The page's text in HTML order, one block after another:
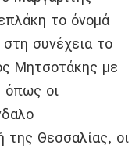
το όνομά
συνέχεια το
Μητσοτάκης με
όπως οι
Θεσσαλίας, οι